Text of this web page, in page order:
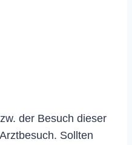
der Besuch dieser
Sollten